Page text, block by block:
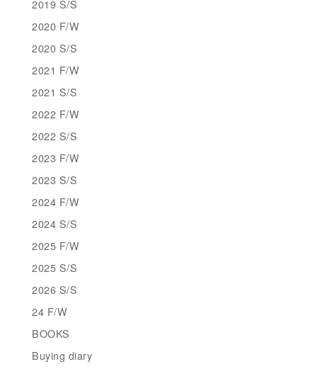
2019 S/S
2020 F/W
2020 S/S
2021 F/W
2021 S/S
2022 F/W
2022 S/S
2023 F/W
2023 S/S
2024 F/W
2024 S/S
2025 F/W
2025 S/S
2026 S/S
24 F/W
BOOKS
Buying diary